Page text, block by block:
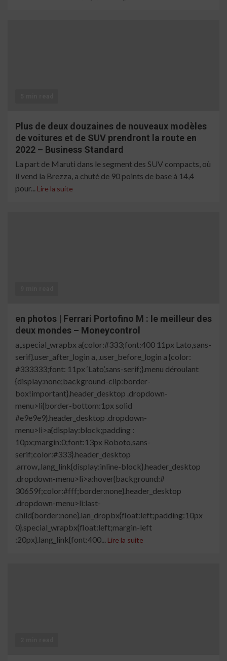
Plus de deux douzaines de nouveaux modèles
de voitures et de SUV prendront la route en
2022 – Business Standard
La part de Maruti dans le segment des SUV compacts, où
il vend la Brezza, a chuté de 90 points de base à 14,4
pour... Lire la suite
en photos | Ferrari Portofino M : le meilleur des
deux mondes – Moneycontrol
a,.special_wrapbx a{color:#333;font:400 11px Lato,sans-
serif}.user_after_login a, .user_before_login a {color:
#333333;font: 11px ‘Lato’,sans-serif;}.menu déroulant
{display:none;background-clip:border-
box!important}.header_desktop .dropdown-
menu>li{border-bottom:1px solid
#e9e9e9}.header_desktop .dropdown-
menu>li>a{display:block;padding :
10px;margin:0;font:13px Roboto,sans-
serif;color:#333}.header_desktop
.arrow,.lang_link{display:inline-block}.header_desktop
.dropdown-menu>li>a:hover{background:#
30659f;color:#fff;border:none}.header_desktop
.dropdown-menu>li:last-
child{border:none}.lan_dropbx{float:left;padding:10px
0}.special_wrapbx{float:left;margin-left
:20px}.lang_link{font:400... Lire la suite